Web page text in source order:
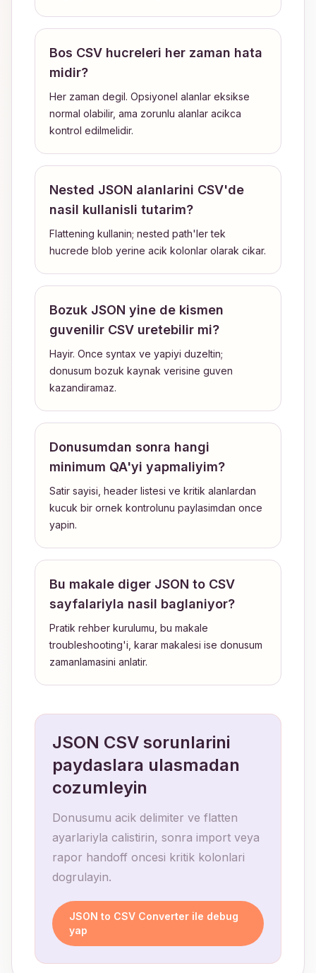
Bos CSV hucreleri her zaman hata
midir?
Her zaman degil. Opsiyonel alanlar eksikse
normal olabilir, ama zorunlu alanlar acikca
kontrol edilmelidir.
Nested JSON alanlarini CSV'de
nasil kullanisli tutarim?
Flattening kullanin; nested path'ler tek
hucrede blob yerine acik kolonlar olarak cikar.
Bozuk JSON yine de kismen
guvenilir CSV uretebilir mi?
Hayir. Once syntax ve yapiyi duzeltin;
donusum bozuk kaynak verisine guven
kazandiramaz.
Donusumdan sonra hangi
minimum QA'yi yapmaliyim?
Satir sayisi, header listesi ve kritik alanlardan
kucuk bir ornek kontrolunu paylasimdan once
yapin.
Bu makale diger JSON to CSV
sayfalariyla nasil baglaniyor?
Pratik rehber kurulumu, bu makale
troubleshooting'i, karar makalesi ise donusum
zamanlamasini anlatir.
JSON CSV sorunlarini
paydaslara ulasmadan
cozumleyin
Donusumu acik delimiter ve flatten
ayarlariyla calistirin, sonra import veya
rapor handoff oncesi kritik kolonlari
dogrulayin.
JSON to CSV Converter ile debug
yap